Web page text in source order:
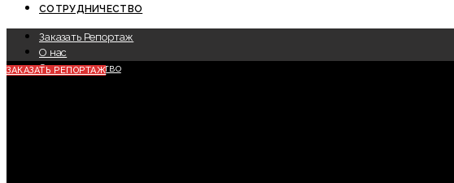
СОТРУДНИЧЕСТВО
Заказать Репортаж
О нас
Сотрудничество
ЗАКАЗАТЬ РЕПОРТАЖ